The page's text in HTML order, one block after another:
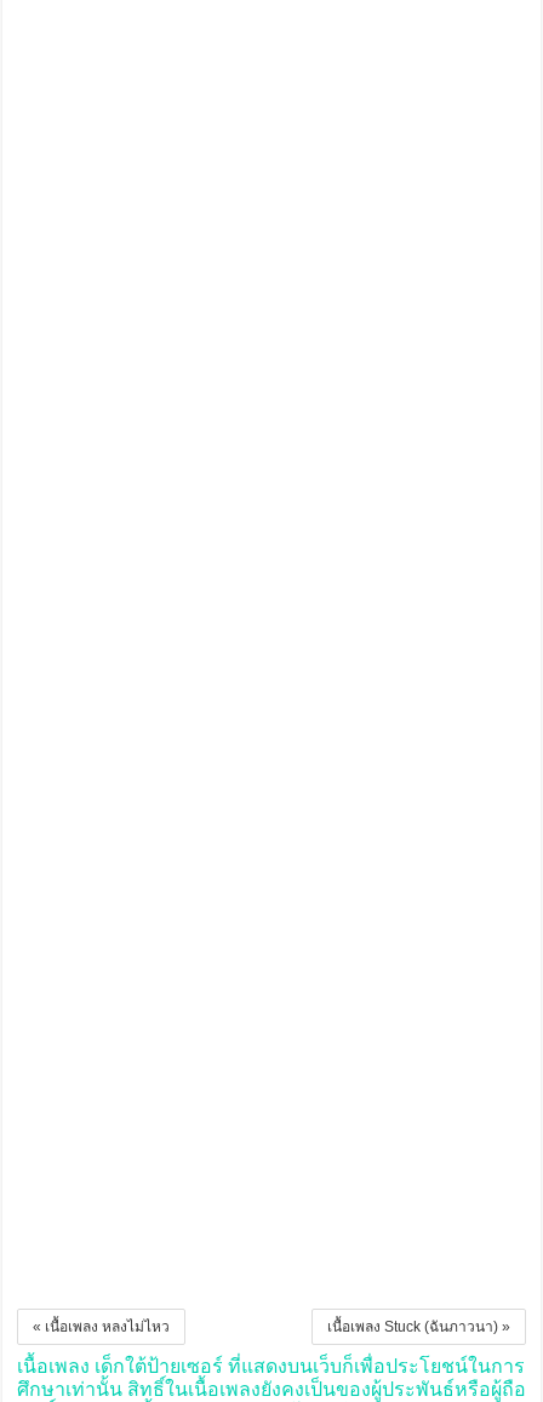
เนื้อเพลง Stuck (ฉันภาวนา) »
« เนื้อเพลง หลงไม่ไหว
เนื้อเพลง เด็กใต้ป้ายเซอร์ ที่แสดงบนเว็บก็เพื่อประโยชน์ในการ
ศึกษาเท่านั้น สิทธิ์ในเนื้อเพลงยังคงเป็นของผู้ประพันธ์หรือผู้ถือ